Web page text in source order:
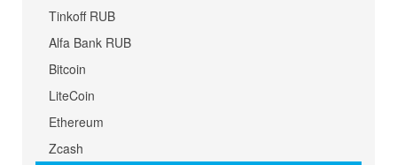
Tinkoff RUB
Alfa Bank RUB
Bitcoin
LiteCoin
Ethereum
Zcash